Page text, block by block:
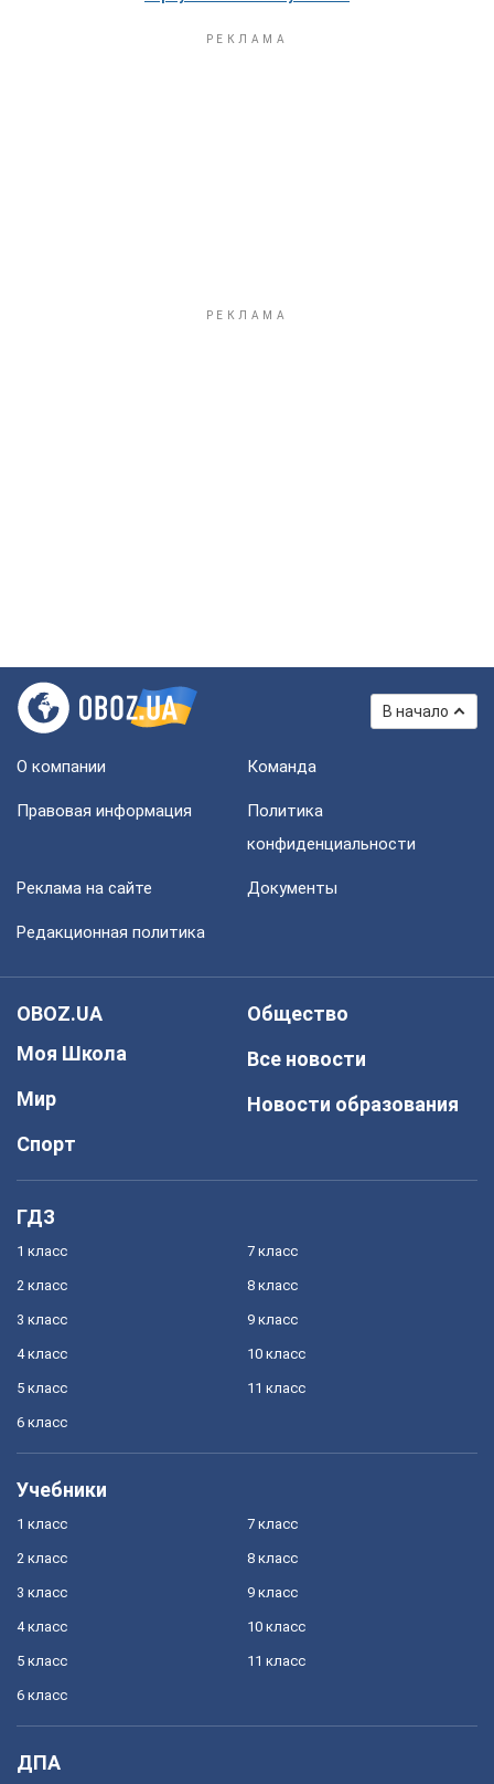
В начало
О компании Команда
Правовая информация
Политика
конфиденциальности
Реклама на сайте Документы
Редакционная политика
OBOZ.UA
Моя Школа
Мир
Спорт
Общество
Все новости
Новости образования
ГДЗ
1 класс
2 класс
3 класс
4 класс
5 класс
6 класс
7 класс
8 класс
9 класс
10 класс
11 класс
Учебники
1 класс
2 класс
3 класс
4 класс
5 класс
6 класс
7 класс
8 класс
9 класс
10 класс
11 класс
ДПА